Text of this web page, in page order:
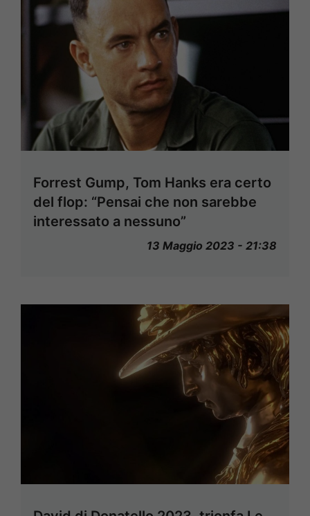
Forrest Gump, Tom Hanks era certo
del flop: “Pensai che non sarebbe
interessato a nessuno”
13 Maggio 2023 - 21:38